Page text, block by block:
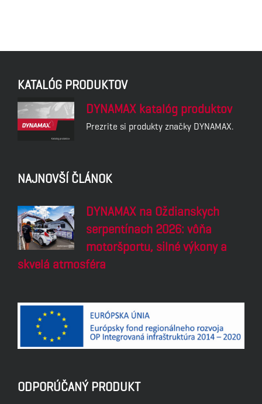
KATALÓG PRODUKTOV
DYNAMAX katalóg produktov
Prezrite si produkty značky DYNAMAX.
NAJNOVŠÍ ČLÁNOK
DYNAMAX na Oždianskych
serpentínach 2026: vôňa
motoršportu, silné výkony a
skvelá atmosféra
ODPORÚČANÝ PRODUKT